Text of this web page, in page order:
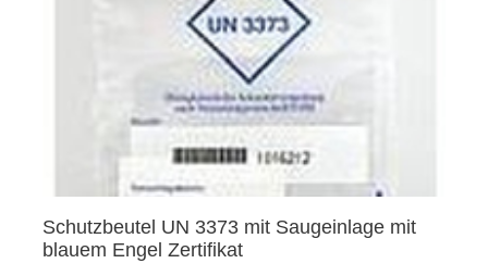
Schutzbeutel UN 3373 mit Saugeinlage mit
blauem Engel Zertifikat